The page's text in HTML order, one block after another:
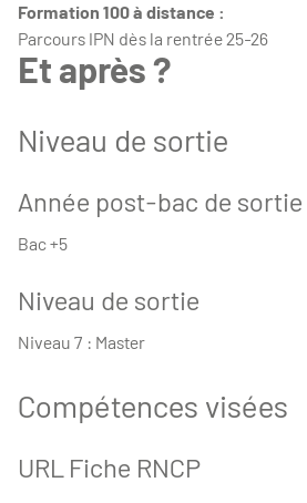
Formation 100 à distance :
Parcours IPN dès la rentrée 25-26
Et après ?
Niveau de sortie
Année post-bac de sortie
Bac +5
Niveau de sortie
Niveau 7 : Master
Compétences visées
URL Fiche RNCP